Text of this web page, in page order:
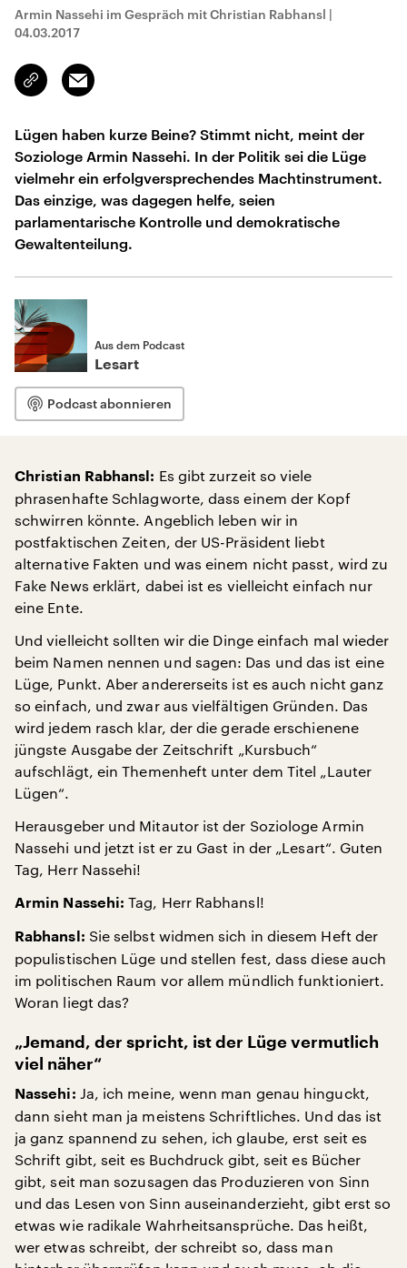
Armin Nassehi im Gespräch mit Christian Rabhansl |
04.03.2017
Link
kopieren/teilen
Email
Lügen haben kurze Beine? Stimmt nicht, meint der
Soziologe Armin Nassehi. In der Politik sei die Lüge
vielmehr ein erfolgversprechendes Machtinstrument.
Das einzige, was dagegen helfe, seien
parlamentarische Kontrolle und demokratische
Gewaltenteilung.
Aus dem Podcast
Lesart
Podcast abonnieren
Christian Rabhansl: Es gibt zurzeit so viele
phrasenhafte Schlagworte, dass einem der Kopf
schwirren könnte. Angeblich leben wir in
postfaktischen Zeiten, der US-Präsident liebt
alternative Fakten und was einem nicht passt, wird zu
Fake News erklärt, dabei ist es vielleicht einfach nur
eine Ente.
Und vielleicht sollten wir die Dinge einfach mal wieder
beim Namen nennen und sagen: Das und das ist eine
Lüge, Punkt. Aber andererseits ist es auch nicht ganz
so einfach, und zwar aus vielfältigen Gründen. Das
wird jedem rasch klar, der die gerade erschienene
jüngste Ausgabe der Zeitschrift „Kursbuch“
aufschlägt, ein Themenheft unter dem Titel „Lauter
Lügen“.
Herausgeber und Mitautor ist der Soziologe Armin
Nassehi und jetzt ist er zu Gast in der „Lesart“. Guten
Tag, Herr Nassehi!
Armin Nassehi: Tag, Herr Rabhansl!
Rabhansl: Sie selbst widmen sich in diesem Heft der
populistischen Lüge und stellen fest, dass diese auch
im politischen Raum vor allem mündlich funktioniert.
Woran liegt das?
„Jemand, der spricht, ist der Lüge vermutlich
viel näher“
Nassehi: Ja, ich meine, wenn man genau hinguckt,
dann sieht man ja meistens Schriftliches. Und das ist
ja ganz spannend zu sehen, ich glaube, erst seit es
Schrift gibt, seit es Buchdruck gibt, seit es Bücher
gibt, seit man sozusagen das Produzieren von Sinn
und das Lesen von Sinn auseinanderzieht, gibt erst so
etwas wie radikale Wahrheitsansprüche. Das heißt,
wer etwas schreibt, der schreibt so, dass man